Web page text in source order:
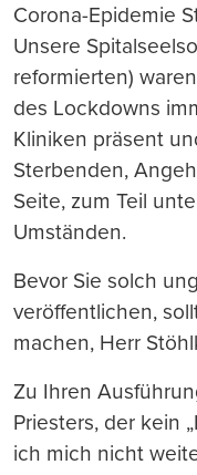
Corona-Epidemie
Unsere
reformierten)
des Lockdowns
Kliniken präsent
Sterbenden,
Seite, zum Teil
Umständen.
Bevor Sie solch
veröffentlichen,
machen, Herr
Zu Ihren
Priesters, der kein
ich mich nicht